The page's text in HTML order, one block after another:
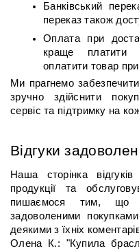
Банківський
переказ також
Оплата при
краще платити
оплатити товар
Ми прагнемо
зручно здійснити
сервіс та підтримку на
Відгуки
Наша сторінка
продукції та
пишаємося тим, що
задоволеними
деякими з їхніх
Олена К.: "Купила